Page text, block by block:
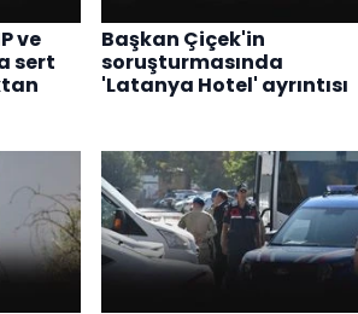
ve
sert
Başkan Çiçek'in
soruşturmasında
'Latanya Hotel' ayrıntısı